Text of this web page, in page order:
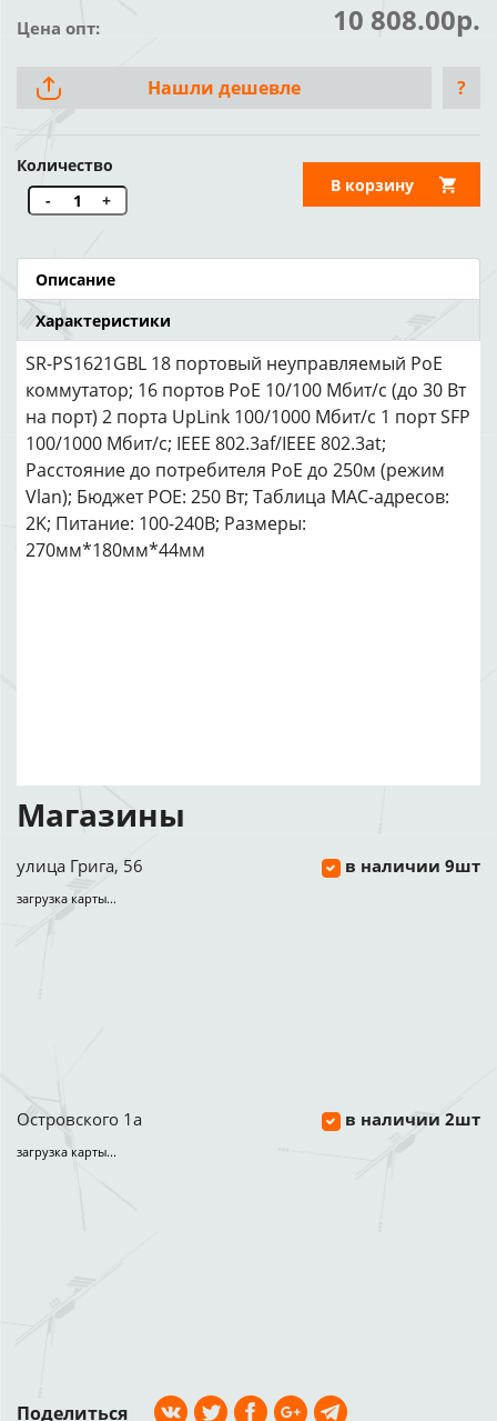
Цена опт: 10 808.00р.
Нашли дешевле ?
Количество
-
+
В корзину
Описание
Характеристики
SR-PS1621GBL 18 портовый неуправляемый РоЕ
коммутатор; 16 портов PoE 10/100 Мбит/с (до 30 Вт
на порт) 2 порта UpLink 100/1000 Мбит/с 1 порт SFP
100/1000 Мбит/с; IEEE 802.3af/IEEE 802.3at;
Расстояние до потребителя PoE до 250м (режим
Vlan); Бюджет РОЕ: 250 Вт; Таблица MAC-адресов:
2K; Питание: 100-240В; Размеры:
270мм*180мм*44мм
Магазины
улица Грига, 56 в наличии 9шт
загрузка карты...
Островского 1а в наличии 2шт
загрузка карты...
Поделиться